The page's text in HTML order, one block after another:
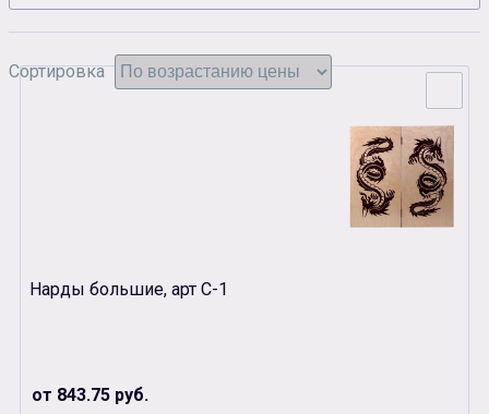
Сувенирная продукция Зарядные устройства
Аксессуары
Сортировка
Нарды большие, арт С-1
от 843.75 руб.